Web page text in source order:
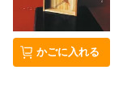
かごに入れる